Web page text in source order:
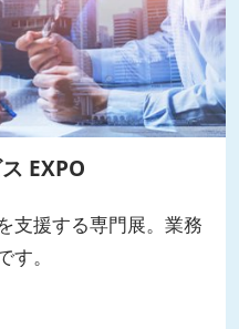
EXPO
支援する専門展。業務
。